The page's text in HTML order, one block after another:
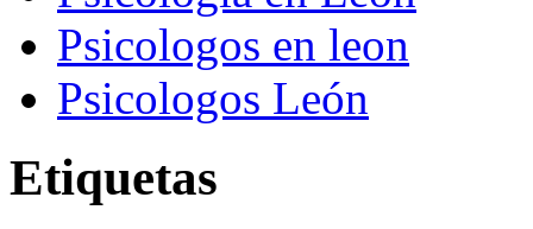
Psicologos en leon
Psicologos León
Etiquetas